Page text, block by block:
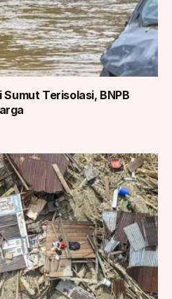
Sumut Terisolasi, BNPB